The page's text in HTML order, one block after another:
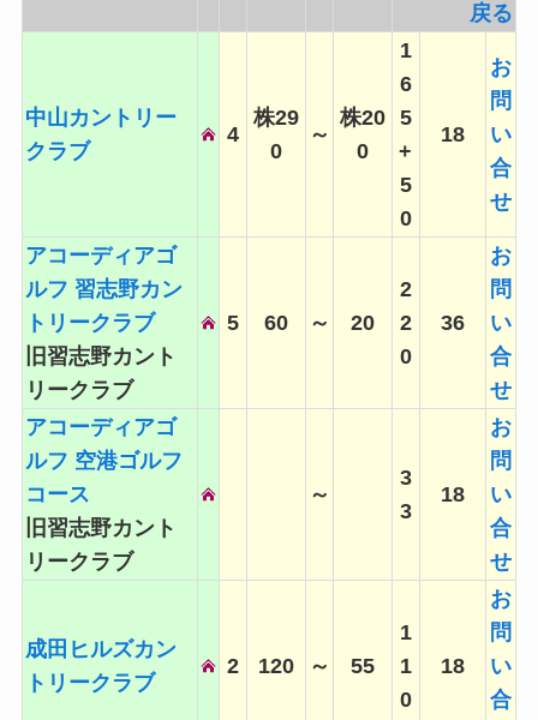
戻る
中山カントリー
クラブ
4
株29
0
～
株20
0
1
6
5
+
5
0
18
お
問
い
合
せ
アコーディアゴ
ルフ 習志野カン
トリークラブ
旧習志野カント
リークラブ
5 60 ～ 20
2
2
0
36
お
問
い
合
せ
アコーディアゴ
ルフ 空港ゴルフ
コース
旧習志野カント
リークラブ
～
3
3
18
お
問
い
合
せ
成田ヒルズカン
トリークラブ
2 120 ～ 55
1
1
0
18
お
問
い
合